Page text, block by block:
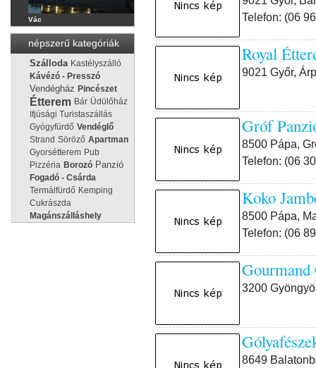
Vác
népszerű kategóriák
Szálloda Kastélyszálló
Kávézó - Presszó
Vendégház Pincészet
Étterem Bár Üdülőház
Ifjúsági Turistaszállás
Gyógyfürdő Vendéglő
Strand Söröző Apartman
Gyorsétterem Pub
Pizzéria Borozó Panzió
Fogadó - Csárda
Termálfürdő Kemping
Cukrászda
Magánszálláshely
Telefon: (06
Royal
9021 Győr,
Gróf
8500 Pápa,
Telefon: (06
Koko
8500 Pápa,
Telefon: (06
3200
8649